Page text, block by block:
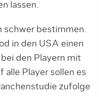
lassen.
schwer bestimmen.
in den USA einen
den Playern mit
alle Player sollen es
zufolge